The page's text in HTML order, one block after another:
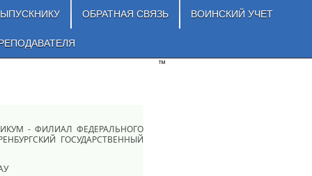
ОБРАТНАЯ СВЯЗЬ ВОИНСКИЙ УЧЕТ
- ФИЛИАЛ ФЕДЕРАЛЬНОГО
ГОСУДАРСТВЕННЫЙ
™